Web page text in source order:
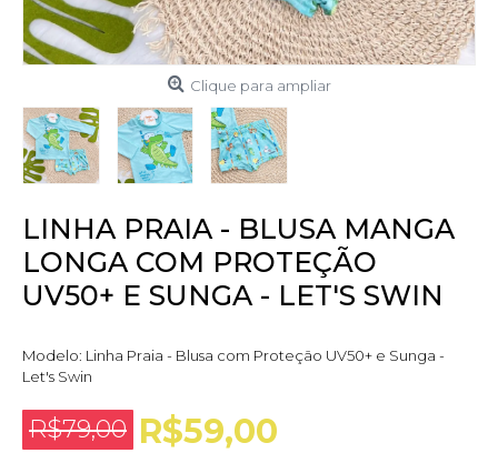
Clique para ampliar
LINHA PRAIA - BLUSA MANGA
LONGA COM PROTEÇÃO
UV50+ E SUNGA - LET'S SWIN
Modelo: Linha Praia - Blusa com Proteção UV50+ e Sunga -
Let's Swin
R$79,00 R$59,00